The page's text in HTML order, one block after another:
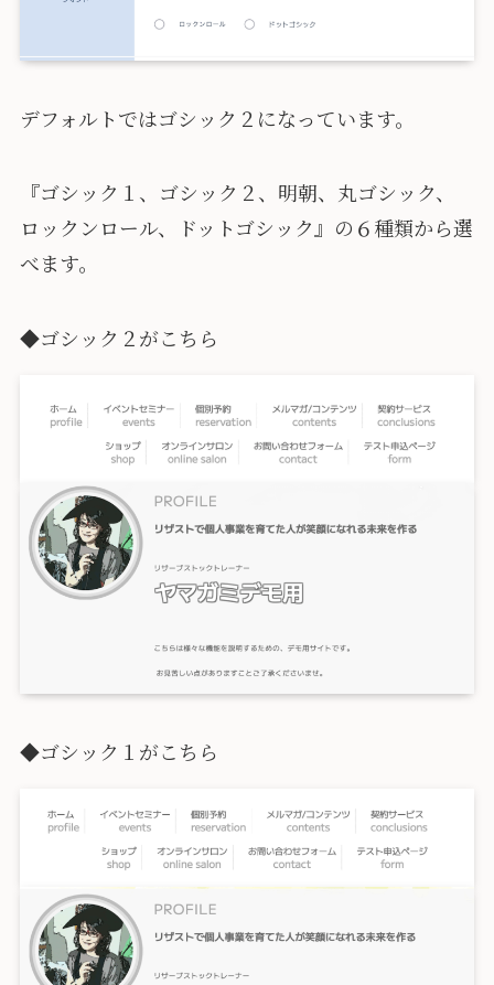
デフォルトではゴシック２になっています。
『ゴシック１、ゴシック２、明朝、丸ゴシック、
ロックンロール、ドットゴシック』の６種類から選
べます。
◆ゴシック２がこちら
◆ゴシック１がこちら